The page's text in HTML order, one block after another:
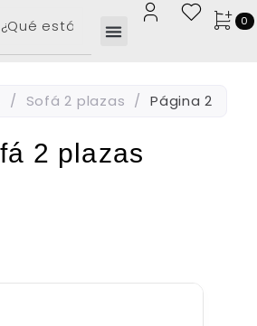
0
/ Sofá 2 plazas / Página 2
2 plazas
5410